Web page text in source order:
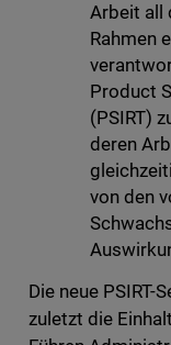
Arbeit all
Rahmen
Product
(PSIRT)
deren
von den
Die neue
zuletzt die